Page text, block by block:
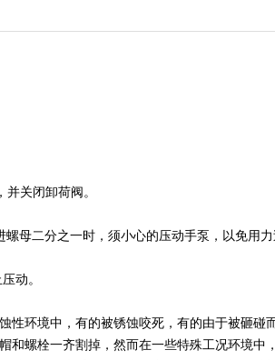
并关闭卸荷阀。
母二分之一时，须小心的压动手泵，以免用
动。
性环境中，有的被锈蚀咬死，有的由于被砸碰
和螺栓一齐割掉，然而在一些特殊工况环境中